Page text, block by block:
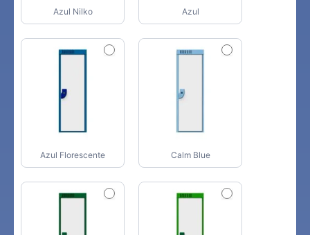
Azul Nilko Azul
Azul Florescente Calm Blue